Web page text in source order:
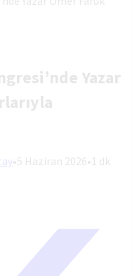
Yazar
•5 Haziran 2026•1 dk